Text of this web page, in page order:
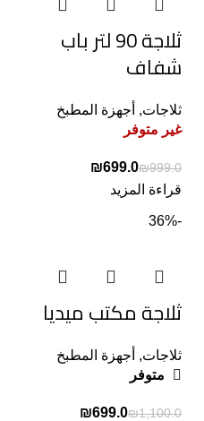
ثلاجة 90 لتر باب
شفاف
ثلاجات, أجهزة المطبخ
غير متوفر
₪999.0
₪699.0
قراءة المزيد
-36%
ثلاجة مكتب ميديا
ثلاجات, أجهزة المطبخ
متوفر
₪1,100.0
₪699.0